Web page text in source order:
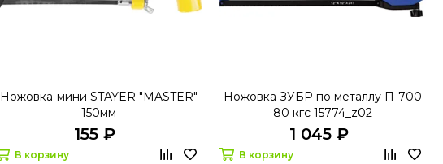
Ножовка-мини STAYER "MASTER"
150мм
155 ₽
В корзину
Ножовка ЗУБР по металлу П-700
80 кгс 15774_z02
1 045 ₽
В корзину